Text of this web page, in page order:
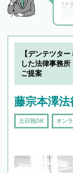
び
解
で
で
【デンテツタ
した法律事務
ご提案
藤宗本澤
土日祝OK オン